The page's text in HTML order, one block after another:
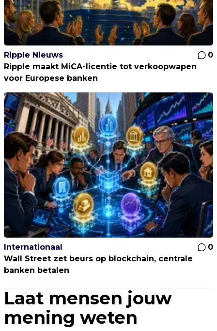
Ripple Nieuws
0
Ripple maakt MiCA-licentie tot verkoopwapen
voor Europese banken
Internationaal
0
Wall Street zet beurs op blockchain, centrale
banken betalen
Laat mensen jouw
mening weten